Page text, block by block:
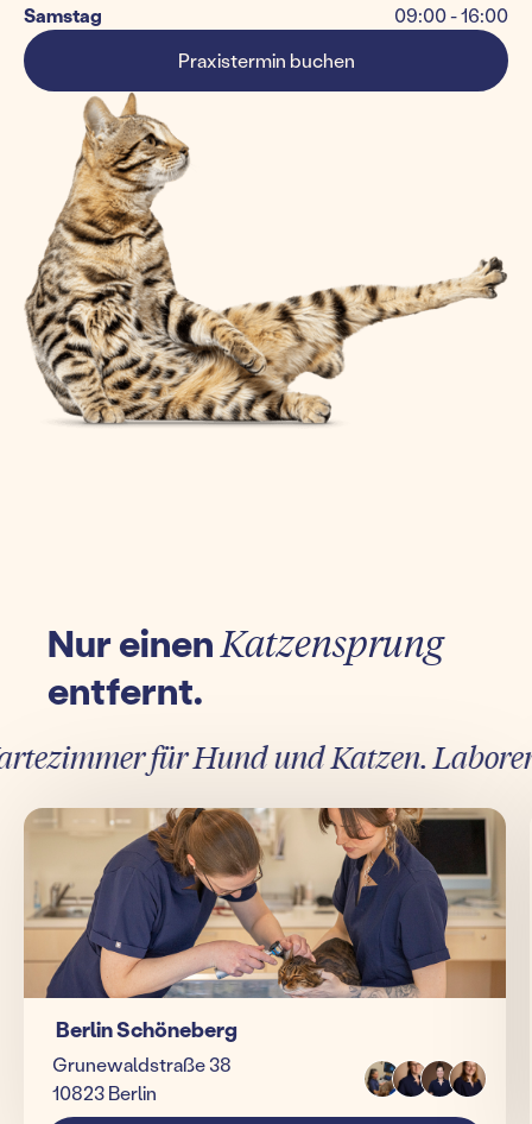
Samstag
09:00 - 16:00
Praxistermin buchen
Nur einenKatzensprung
entfernt.
für Hund und Katzen.
Berlin Schöneberg
Grunewaldstraße 38
10823 Berlin